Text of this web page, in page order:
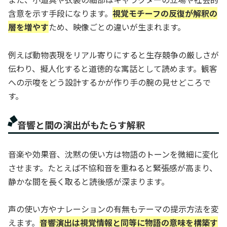
含意を示す手段になります。 視覚モチーフの反復が解釈の
層を増やすため、映像ごとの違いが生まれます。
例えば動物表現をリアル寄りにすると生存競争の厳しさが
伝わり、擬人化すると道徳的な寓話として読めます。観客
への示唆をどう設計するかが作り手の腕の見せどころで
す。
音響と間の演出がもたらす解釈
音楽や効果音、沈黙の使い方は物語のトーンを微細に変化
させます。たとえば不協和音を重ねると緊張感が高まり、
静かな間を長く取ると読後感が深まります。
声の使い方やナレーションの有無もテーマの提示方法を変
えます。 音響演出は視覚情報と同等に物語の意味を構築す